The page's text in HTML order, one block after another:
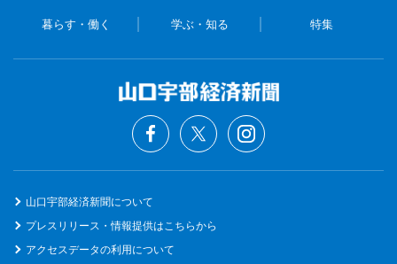
暮らす・働く 学ぶ・知る 特集
山口宇部経済新聞について
プレスリリース・情報提供はこちらから
アクセスデータの利用について